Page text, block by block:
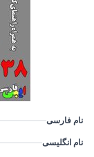
نام فارسی
نام انگلیسی